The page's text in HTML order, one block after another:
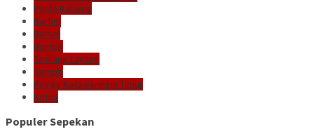
Polda Kalteng
Bartim
Barsel
Buntok
Tamiang Layang
Sampit
Polres Kotawaringin Timur
Kotim
Populer Sepekan